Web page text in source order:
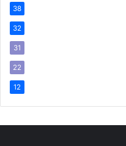
38
32
31
22
12